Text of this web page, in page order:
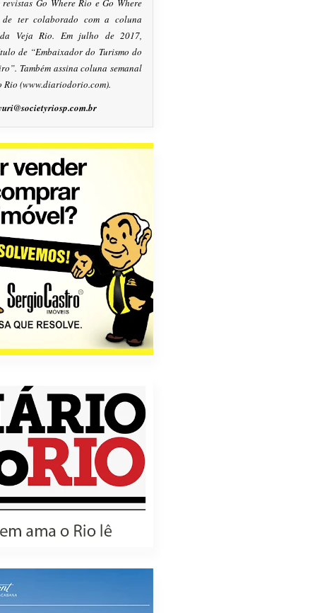
Go Where Rio e Go Where
de ter colaborado com a coluna
Veja Rio. Em julho de 2017,
de “Embaixador do Turismo do
Também assina coluna semanal
Rio (www.diariodorio.com).